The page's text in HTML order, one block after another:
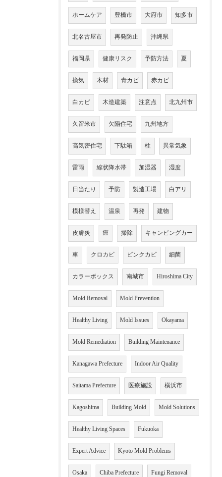
ホームケア 豊橋市 大府市 知多市
北名古屋市 再発防止 沖縄県
福岡県 健康リスク 予防方法 夏
換気 木材 青カビ 赤カビ
白カビ 木造建築 注意点 北九州市
久留米市 欠陥住宅 九州地方
高気密住宅 下駄箱 柱 異常気象
雷雨 線状降水帯 加湿器 湿度
日当たり 予防 製造工場 白アリ
模様替え 温泉 再発 建物
皮膚炎 癌 掃除 キャンピングカー
車 クロカビ ピンクカビ 細菌
カラーボックス 南城市 Hiroshima City
Mold Removal Mold Prevention
Healthy Living Mold Issues Okayama
Mold Remediation Building Maintenance
Kanagawa Prefecture Indoor Air Quality
Saitama Prefecture 医療施設 横浜市
Kagoshima Building Mold Mold Solutions
Healthy Living Spaces Fukuoka
Expert Advice Kyoto Mold Problems
Osaka Chiba Prefecture Fungi Removal